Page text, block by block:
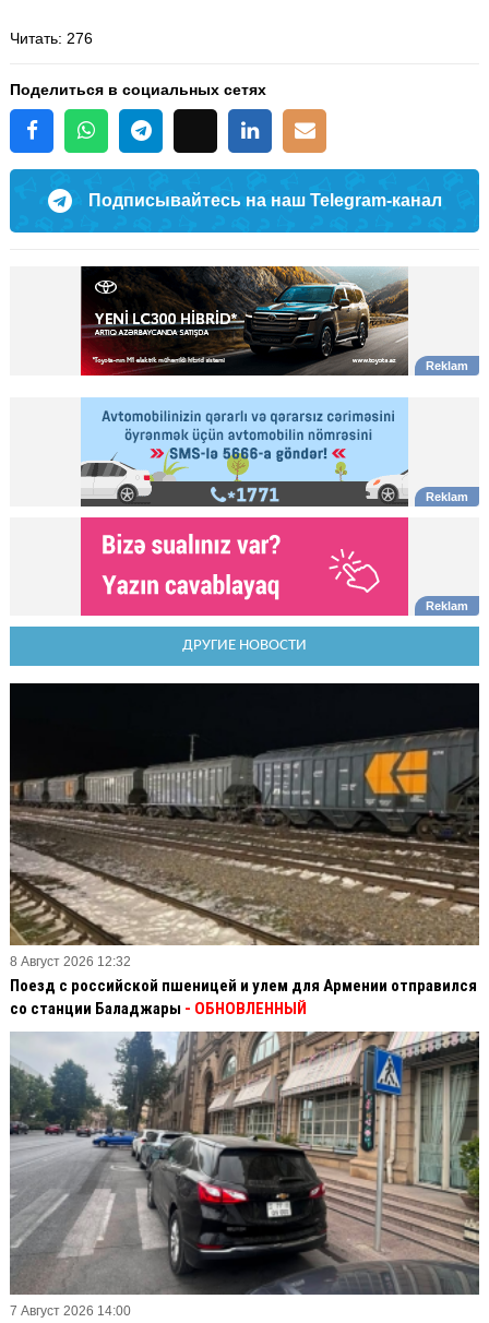
Читать: 276
Поделиться в социальных сетях
Подписывайтесь на наш Telegram-канал
ДРУГИЕ НОВОСТИ
8 Август 2026 12:32
Поезд с российской пшеницей и улем для Армении отправился
со станции Баладжары - ОБНОВЛЕННЫЙ
7 Август 2026 14:00